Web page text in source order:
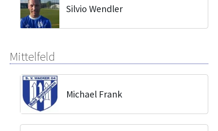
Silvio Wendler
Mittelfeld
Michael Frank